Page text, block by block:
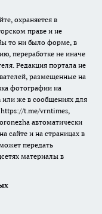
охраняется в
праве и не
то ни было форме, в
переработке не иначе
Редакция портала не
размещенные на
фотографии на
же в сообщениях для
https://t.me/vrntimes,
автоматически
сайте и на страницах в
передать
материалы в